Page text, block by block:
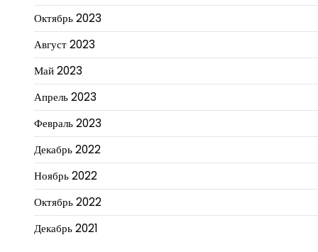
Октябрь 2023
Август 2023
Май 2023
Апрель 2023
Февраль 2023
Декабрь 2022
Ноябрь 2022
Октябрь 2022
Декабрь 2021